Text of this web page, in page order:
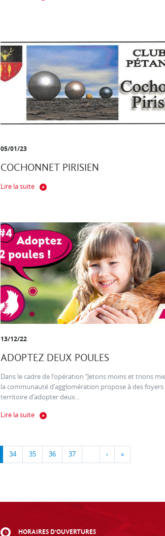
05/01/23
COCHONNET PIRISIEN
Lire la suite
13/12/22
ADOPTEZ DEUX POULES
Dans le cadre de l’opération ‘‘Jetons moins et trions
la communauté d’agglomération propose à des foyers
territoire d’adopter deux...
Lire la suite
34 35 36 37 … › »
HORAIRES D'OUVERTURES